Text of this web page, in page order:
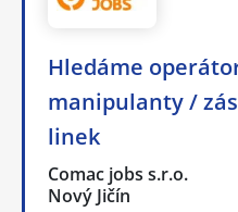
Hledáme
manipulanty /
linek
Comac jobs s.r.o.
Nový Jičín